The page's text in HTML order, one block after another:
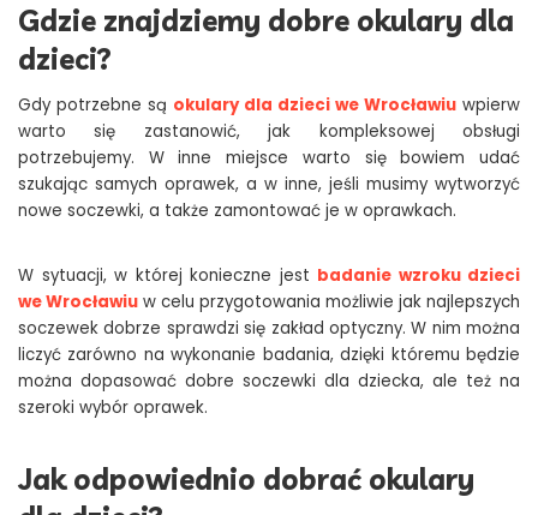
Gdzie znajdziemy dobre okulary dla
dzieci?
Gdy potrzebne są okulary dla dzieci we Wrocławiu wpierw
warto się zastanowić, jak kompleksowej obsługi
potrzebujemy. W inne miejsce warto się bowiem udać
szukając samych oprawek, a w inne, jeśli musimy wytworzyć
nowe soczewki, a także zamontować je w oprawkach.
W sytuacji, w której konieczne jest badanie wzroku dzieci
we Wrocławiu w celu przygotowania możliwie jak najlepszych
soczewek dobrze sprawdzi się zakład optyczny. W nim można
liczyć zarówno na wykonanie badania, dzięki któremu będzie
można dopasować dobre soczewki dla dziecka, ale też na
szeroki wybór oprawek.
Jak odpowiednio dobrać okulary